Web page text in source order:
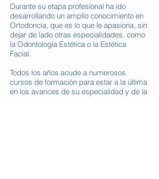
Durante su etapa profesional ha ido
desarrollando un amplio conocimiento en
Ortodoncia, que es lo que le apasiona, sin
dejar de lado otras especialidades, como
la Odontología Estética o la Estética
Facial.
Todos los años acude a numerosos
cursos de formación para estar a la última
en los avances de su especialidad y de la